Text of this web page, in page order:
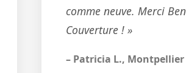
comme neuve. Merci Ben
Couverture ! »
– Patricia L., Montpellier